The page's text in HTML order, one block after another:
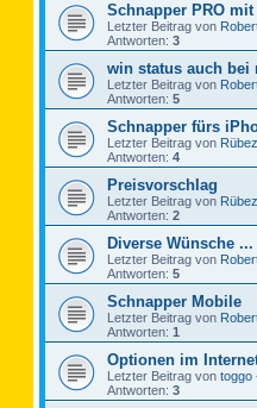
Schnapper PRO
Letzter Beitrag von
Antworten: 3
win status auch bei
Letzter Beitrag von
Antworten: 5
Schnapper fürs
Letzter Beitrag von
Antworten: 4
Preisvorschlag
Letzter Beitrag von
Antworten: 2
Diverse Wünsche
Letzter Beitrag von
Antworten: 5
Schnapper Mobile
Letzter Beitrag von
Antworten: 1
Optionen im
Letzter Beitrag von toggo
Antworten: 3